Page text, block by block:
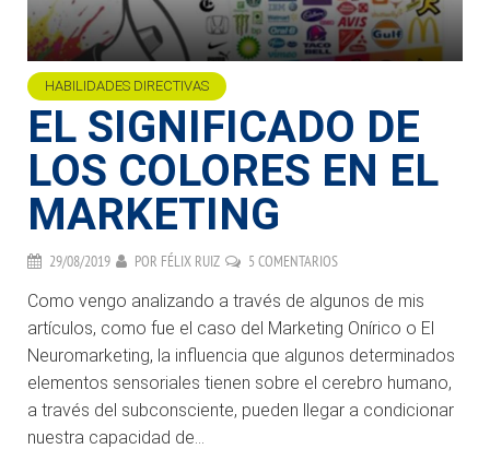
HABILIDADES DIRECTIVAS
EL SIGNIFICADO DE
LOS COLORES EN EL
MARKETING
29/08/2019 POR FÉLIX RUIZ 5 COMENTARIOS
Como vengo analizando a través de algunos de mis
artículos, como fue el caso del Marketing Onírico o El
Neuromarketing, la influencia que algunos determinados
elementos sensoriales tienen sobre el cerebro humano,
a través del subconsciente, pueden llegar a condicionar
nuestra capacidad de...